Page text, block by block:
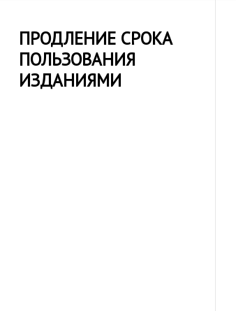
ПРОДЛЕНИЕ СРОКА
ПОЛЬЗОВАНИЯ
ИЗДАНИЯМИ